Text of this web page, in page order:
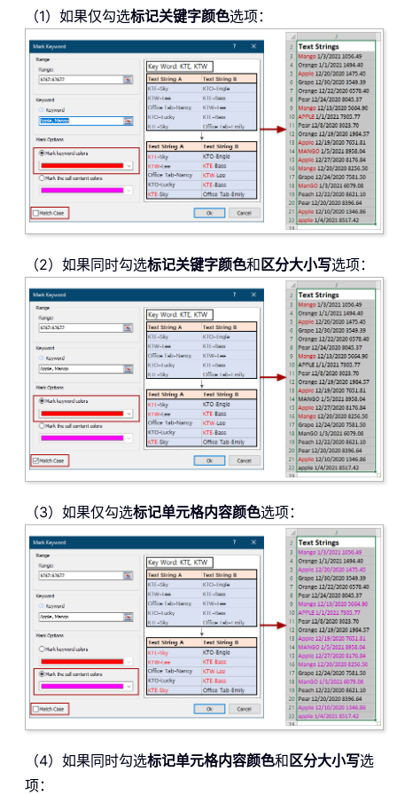
（1）如果仅勾选标记关键字颜色选项：
（2）如果同时勾选标记关键字颜色和区分大小写选项：
（3）如果仅勾选标记单元格内容颜色选项：
（4）如果同时勾选标记单元格内容颜色和区分大小写选
项：